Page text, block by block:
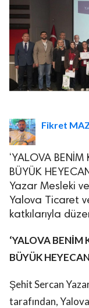
Saklıdır.
Fikret
‘YALOVA BENİM
BÜYÜK
Yazar Mesleki
Yalova Ticaret
katkılarıyla
‘YALOVA BENİM
BÜYÜK
Şehit Sercan
tarafından,